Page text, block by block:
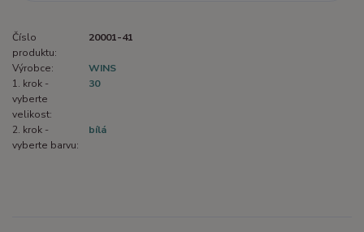
Číslo
produktu:
20001-41
Výrobce:
WINS
1. krok -
vyberte
velikost:
30
2. krok -
vyberte barvu:
bílá